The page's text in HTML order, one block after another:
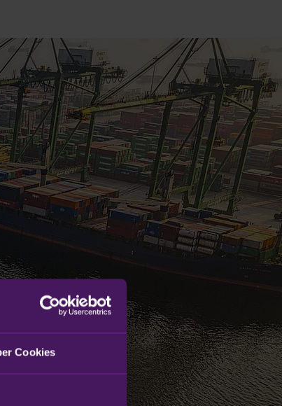
Cookies